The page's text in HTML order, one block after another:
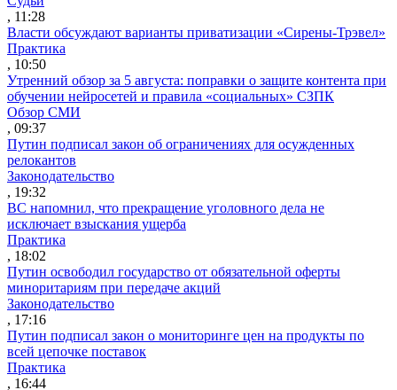
, 11:28
Власти обсуждают варианты приватизации «Сирены-Трэвел»
Практика
, 10:50
Утренний обзор за 5 августа: поправки о защите контента при
обучении нейросетей и правила «социальных» СЗПК
Обзор СМИ
, 09:37
Путин подписал закон об ограничениях для осужденных
релокантов
Законодательство
, 19:32
ВС напомнил, что прекращение уголовного дела не
исключает взыскания ущерба
Практика
, 18:02
Путин освободил государство от обязательной оферты
миноритариям при передаче акций
Законодательство
, 17:16
Путин подписал закон о мониторинге цен на продукты по
всей цепочке поставок
Практика
, 16:44